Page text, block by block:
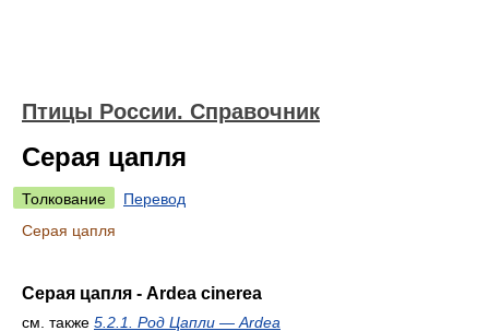
Птицы России. Справочник
Серая цапля
Толкование
Перевод
Серая цапля
Серая цапля - Ardea cinerea
см. также 5.2.1. Род Цапли — Ardea